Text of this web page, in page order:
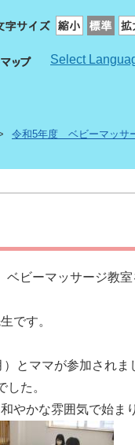
Select
令和5年度 ベビーマッサ
ビーマッサージ教室
です。
とママが参加されま
た。
和やかな雰囲気で始